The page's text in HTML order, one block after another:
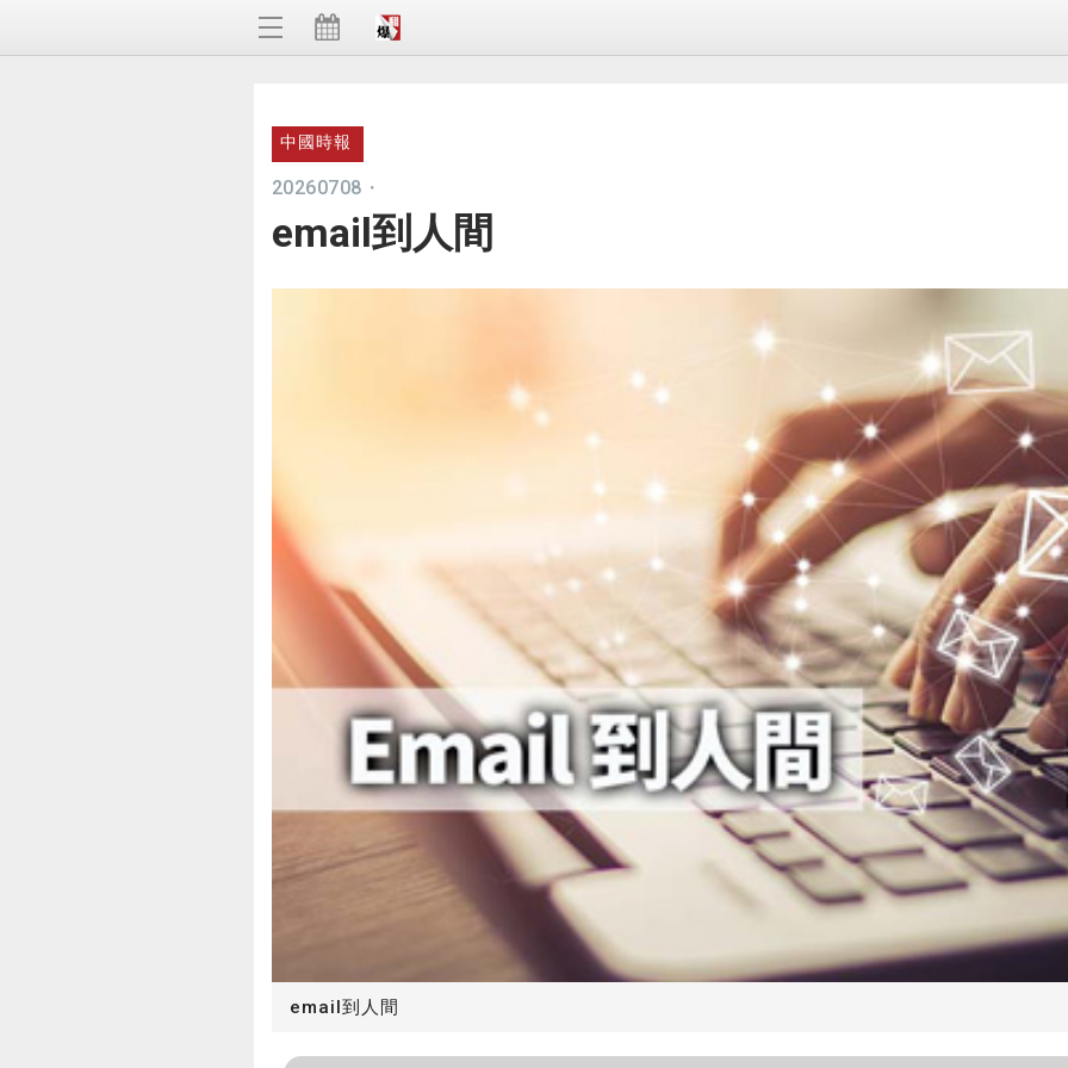
中國時報
20260708 ・
email到人間
email到人間